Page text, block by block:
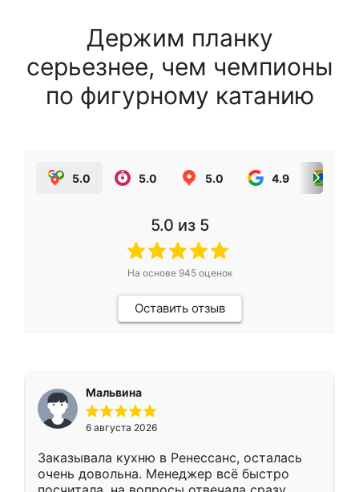
Держим планку
серьезнее, чем чемпионы
по фигурному катанию
5.0 5.0 5.0 4.9
5.0 из 5
На основе 945оценок
Оставить отзыв
Мальвина
6 августа 2026
Заказывала кухню в Ренессанс, осталась
очень довольна. Менеджер всё быстро